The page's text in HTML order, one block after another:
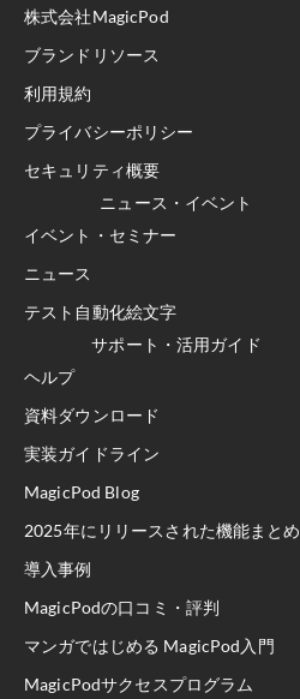
株式会社MagicPod
ブランドリソース
利用規約
プライバシーポリシー
セキュリティ概要
ニュース・イベント
イベント・セミナー
ニュース
テスト自動化絵文字
サポート・活用ガイド
ヘルプ
資料ダウンロード
実装ガイドライン
MagicPod Blog
2025年にリリースされた機能まとめ
導入事例
MagicPodの口コミ・評判
マンガではじめる MagicPod入門
MagicPodサクセスプログラム